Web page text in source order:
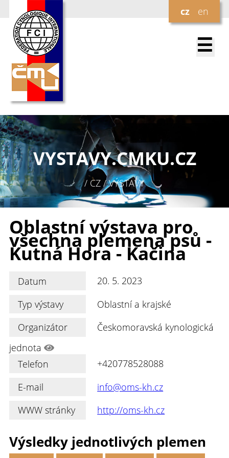
cz en
☰
VYSTAVY.CMKU.CZ
/ CZ / VÝSTAVY
Oblastní výstava pro
všechna plemena psů -
Kutná Hora - Kačina
Datum
20. 5. 2023
Typ výstavy
Oblastní a krajské
Organizátor
Českomoravská kynologická
jednota
Telefon
+420778528088
E-mail
info@oms-kh.cz
WWW stránky
http://oms-kh.cz
Výsledky jednotlivých plemen